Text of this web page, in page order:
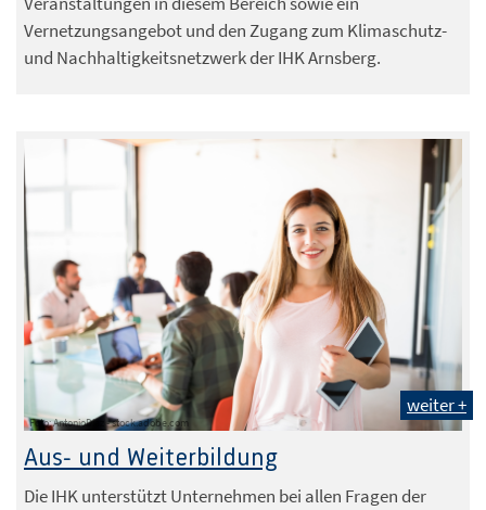
Vernetzungsangebot und den Zugang zum Klimaschutz-
und Nachhaltigkeitsnetzwerk der IHK Arnsberg.
Foto: AntonioDiaz - stock.adobe.com
weiter +
Aus- und Weiterbildung
Die IHK unterstützt Unternehmen bei allen Fragen der